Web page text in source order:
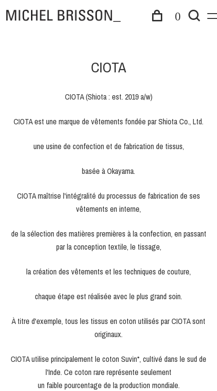
0
CIOTA
CIOTA (Shiota : est. 2019 a/w)
CIOTA est une marque de vêtements fondée par Shiota Co., Ltd.
une usine de confection et de fabrication de tissus,
basée à Okayama.
CIOTA maîtrise l'intégralité du processus de fabrication de ses
vêtements en interne,
de la sélection des matières premières à la confection, en passant
par la conception textile, le tissage,
la création des vêtements et les techniques de couture,
chaque étape est réalisée avec le plus grand soin.
À titre d'exemple, tous les tissus en coton utilisés par CIOTA sont
originaux.
CIOTA utilise principalement le coton Suvin*, cultivé dans le sud de
l'Inde. Ce coton rare représente seulement
un faible pourcentage de la production mondiale.